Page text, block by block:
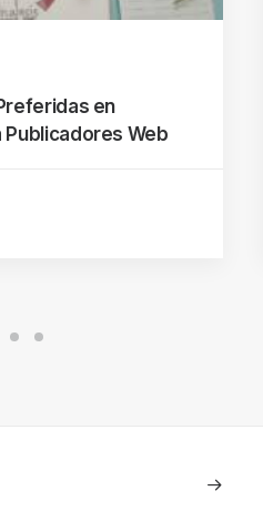
en
Publicadores Web